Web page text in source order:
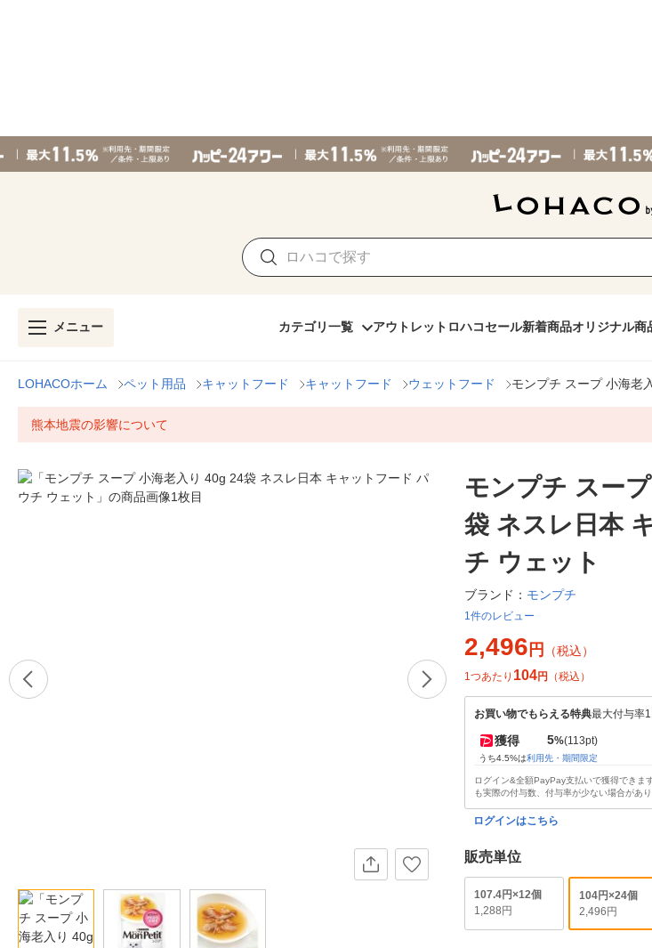
メニュー カテゴリ一覧 アウトレット ロハコセール新着商品オリジナル商
LOHACOホーム ペット用品 キャットフード キャットフード ウェットフード モンプチ スープ 小海老
熊本地震の影響について
モンプチ スー
袋 ネスレ日本
チ ウェット
ブランド： モンプチ
1件のレビュー
2,496 円 （税込）
1つあたり 104円 （税込）
お買い物でもらえる特典最大付与率
獲得 5%(113pt)
うち4.5%は利用先・期間限定
ログイン&全額PayPay支払いで獲得できま
も実際の付与数、付与率が少ない場合があ
ログインはこちら
販売単位
107.4円×12個
1,288円
104円×24個
2,496円